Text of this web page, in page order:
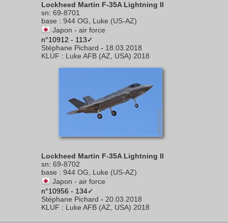
Lockheed Martin F-35A Lightning II
sn: 69-8701
base : 944 OG, Luke (US-AZ)
Japon - air force
n°10912 - 113✓
Stéphane Pichard - 18.03.2018
KLUF : Luke AFB (AZ, USA) 2018
Lockheed Martin F-35A Lightning II
sn: 69-8702
base : 944 OG, Luke (US-AZ)
Japon - air force
n°10956 - 134✓
Stéphane Pichard - 20.03.2018
KLUF : Luke AFB (AZ, USA) 2018